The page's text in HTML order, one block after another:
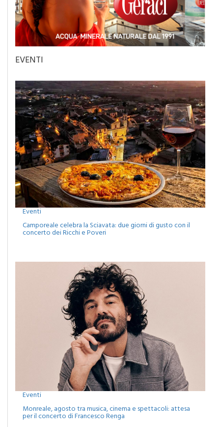
EVENTI
Eventi
Camporeale celebra la Sciavata: due giorni di gusto con il
concerto dei Ricchi e Poveri
Monreale, agosto tra musica, cinema e spettacoli: attesa
per il concerto di Francesco Renga